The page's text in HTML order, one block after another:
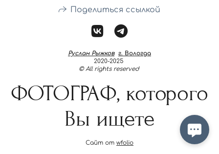
Поделиться ссылкой
Руслан Рыжков г. Вологда
2020-2025
© All rights reserved
ФОТОГРАФ, которого
Вы ищете
Сайт от wfolio